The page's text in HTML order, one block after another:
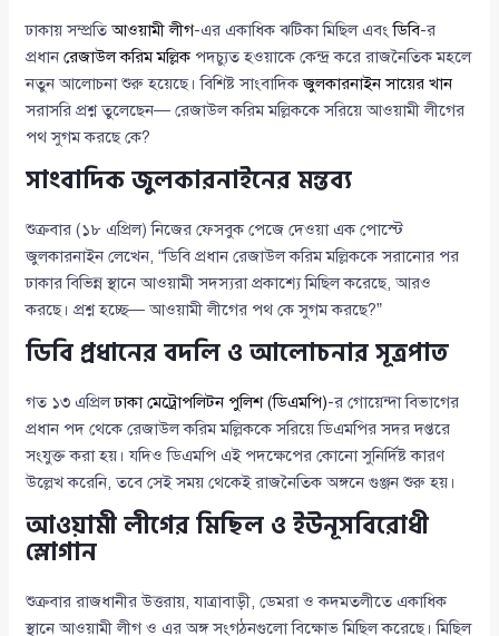
ঢাকায় সম্প্রতিআওয়ামী লীগ-এর একাধিক ঝটিকা মিছিল এবংডিবি-র
প্রধানরেজাউল করিম মল্লিকপদচ্যুত হওয়াকে কেন্দ্র করে রাজনৈতিক মহলে
নতুন আলোচনা শুরু হয়েছে। বিশিষ্ট সাংবাদিকজুলকারনাইন সায়ের খান
সরাসরি প্রশ্ন তুলেছেন— রেজাউল করিম মল্লিককে সরিয়ে আওয়ামী লীগের
পথ সুগম করছে কে?
সাংবাদিক জুলকারনাইনের মন্তব্য
শুক্রবার (১৮ এপ্রিল) নিজের ফেসবুক পেজে দেওয়া এক পোস্টে
জুলকারনাইন লেখেন, “ডিবি প্রধান রেজাউল করিম মল্লিককে সরানোর পর
ঢাকার বিভিন্ন স্থানে আওয়ামী সদস্যরা প্রকাশ্যে মিছিল করেছে, আরও
করছে। প্রশ্ন হচ্ছে— আওয়ামী লীগের পথ কে সুগম করছে?”
ডিবি প্রধানের বদলি ও আলোচনার সূত্রপাত
গত ১৩ এপ্রিলঢাকা মেট্রোপলিটন পুলিশ (ডিএমপি)-র গোয়েন্দা বিভাগের
প্রধান পদ থেকে রেজাউল করিম মল্লিককে সরিয়ে ডিএমপির সদর দপ্তরে
সংযুক্ত করা হয়। যদিও ডিএমপি এই পদক্ষেপের কোনো সুনির্দিষ্ট কারণ
উল্লেখ করেনি, তবে সেই সময় থেকেই রাজনৈতিক অঙ্গনে গুঞ্জন শুরু হয়।
আওয়ামী লীগের মিছিল ও ইউনূসবিরোধী
স্লোগান
শুক্রবার রাজধানীর উত্তরায়, যাত্রাবাড়ী, ডেমরা ও কদমতলীতে একাধিক
স্থানে আওয়ামী লীগ ও এর অঙ্গ সংগঠনগুলো বিক্ষোভ মিছিল করেছে। মিছিল